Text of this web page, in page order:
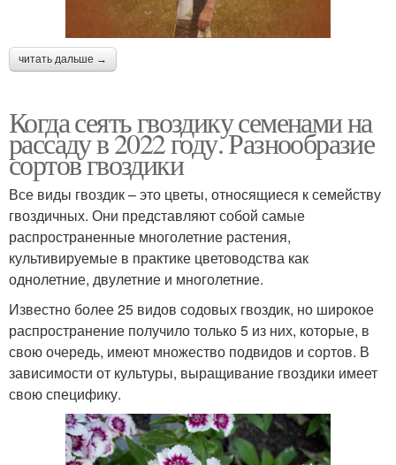
читать дальше →
Когда сеять гвоздику семенами на
рассаду в 2022 году. Разнообразие
сортов гвоздики
Все виды гвоздик – это цветы, относящиеся к семейству
гвоздичных. Они представляют собой самые
распространенные многолетние растения,
культивируемые в практике цветоводства как
однолетние, двулетние и многолетние.
Известно более 25 видов содовых гвоздик, но широкое
распространение получило только 5 из них, которые, в
свою очередь, имеют множество подвидов и сортов. В
зависимости от культуры, выращивание гвоздики имеет
свою специфику.